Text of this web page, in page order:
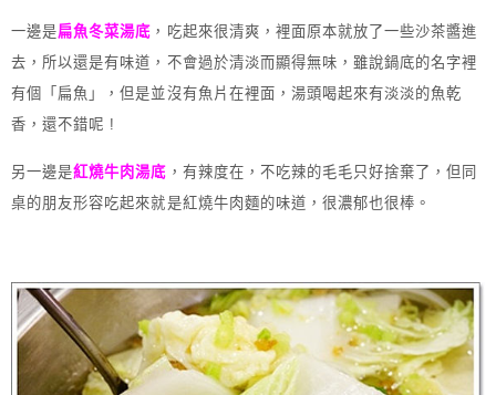
一邊是扁魚冬菜湯底 ，吃起來很清爽，裡面原本就放了一些沙茶醬進
去，所以還是有味道，不會過於清淡而顯得無味，雖說鍋底的名字裡
有個「扁魚」，但是並沒有魚片在裡面，湯頭喝起來有淡淡的魚乾
香，還不錯呢 !
另一邊是紅燒牛肉湯底 ，有辣度在，不吃辣的毛毛只好捨棄了，但同
桌的朋友形容吃起來就是紅燒牛肉麵的味道，很濃郁也很棒。